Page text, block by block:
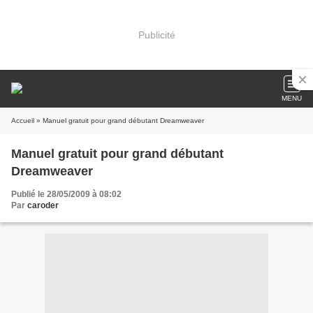
Publicité
MENU
Accueil » Manuel gratuit pour grand débutant Dreamweaver
Manuel gratuit pour grand débutant
Dreamweaver
Publié le 28/05/2009 à 08:02
Par caroder